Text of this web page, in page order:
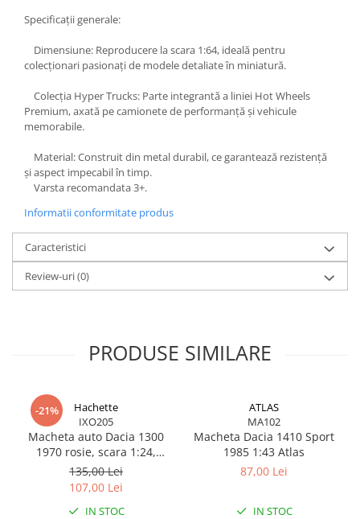
Specificații generale:
Dimensiune: Reproducere la scara 1:64, ideală pentru
colecționari pasionați de modele detaliate în miniatură.
Colecția Hyper Trucks: Parte integrantă a liniei Hot Wheels
Premium, axată pe camionete de performanță și vehicule
memorabile.
Material: Construit din metal durabil, ce garantează rezistență
și aspect impecabil în timp.
Varsta recomandata 3+.
Informatii conformitate produs
Caracteristici
Review-uri(0)
PRODUSE SIMILARE
-21%
Hachette
IXO205
Macheta auto Dacia 1300
1970 rosie, scara 1:24,
miniatura metalica pentru
colectie
135,00 Lei
107,00 Lei
IN STOC
ATLAS
MA102
Macheta Dacia 1410 Sport
1985 1:43 Atlas
87,00 Lei
IN STOC